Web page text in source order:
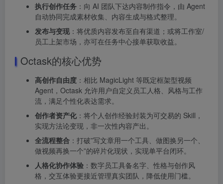
执行创作任务 ：向 AI 团队下达内容制作指令，由 Agent
自动协同完成素材收集、内容生成与格式整理。
发布与变现 ：将优质内容发布至自有渠道；或将工作室/
员工上架市场，亦可在任务中心接单获取收益。
Octask的核心优势
高创作自由度 ：相比 MagicLight 等既定框架型视频
Agent，Octask 允许用户自定义员工人格、风格与工作
流，满足个性化表达需求。
创作者资产化 ：将个人创作经验封装为可交易的 Skill，
实现方法论变现，非一次性内容产出。
全流程整合 ：打破”写文章用一个工具、做图换另一个、
做视频再换一个”的碎片化现状，实现单平台闭环。
人格化协作体验 ：数字员工具备名字、性格与创作风
格，交互体验更接近管理真实团队，降低使用门槛。